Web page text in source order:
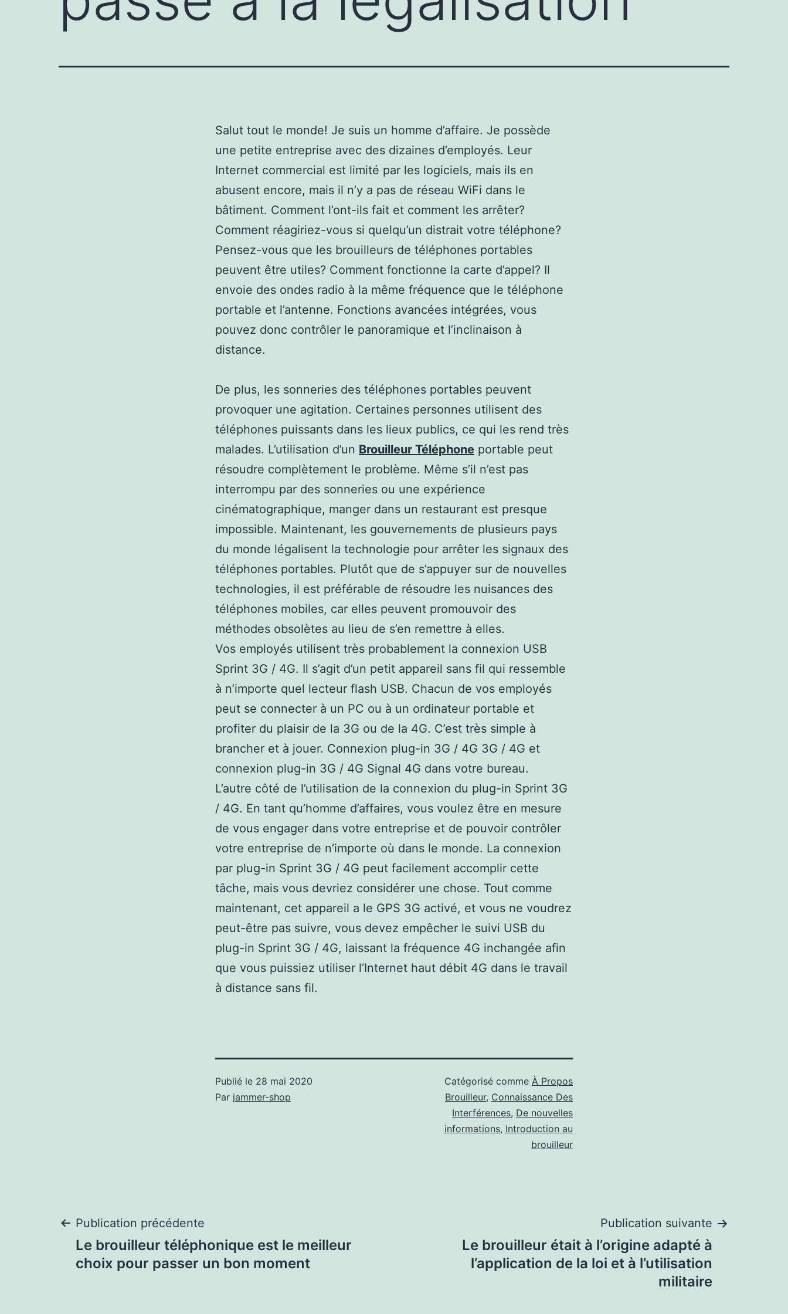
Salut tout le monde! Je suis un homme d’affaire. Je possède
une petite entreprise avec des dizaines d’employés. Leur
Internet commercial est limité par les logiciels, mais ils en
abusent encore, mais il n’y a pas de réseau WiFi dans le
bâtiment. Comment l’ont-ils fait et comment les arrêter?
Comment réagiriez-vous si quelqu’un distrait votre téléphone?
Pensez-vous que les brouilleurs de téléphones portables
peuvent être utiles? Comment fonctionne la carte d’appel? Il
envoie des ondes radio à la même fréquence que le téléphone
portable et l’antenne. Fonctions avancées intégrées, vous
pouvez donc contrôler le panoramique et l’inclinaison à
distance.
De plus, les sonneries des téléphones portables peuvent
provoquer une agitation. Certaines personnes utilisent des
téléphones puissants dans les lieux publics, ce qui les rend très
malades. L’utilisation d’un Brouilleur Téléphone portable peut
résoudre complètement le problème. Même s’il n’est pas
interrompu par des sonneries ou une expérience
cinématographique, manger dans un restaurant est presque
impossible. Maintenant, les gouvernements de plusieurs pays
du monde légalisent la technologie pour arrêter les signaux des
téléphones portables. Plutôt que de s’appuyer sur de nouvelles
technologies, il est préférable de résoudre les nuisances des
téléphones mobiles, car elles peuvent promouvoir des
méthodes obsolètes au lieu de s’en remettre à elles.
Vos employés utilisent très probablement la connexion USB
Sprint 3G / 4G. Il s’agit d’un petit appareil sans fil qui ressemble
à n’importe quel lecteur flash USB. Chacun de vos employés
peut se connecter à un PC ou à un ordinateur portable et
profiter du plaisir de la 3G ou de la 4G. C’est très simple à
brancher et à jouer. Connexion plug-in 3G / 4G 3G / 4G et
connexion plug-in 3G / 4G Signal 4G dans votre bureau.
L’autre côté de l’utilisation de la connexion du plug-in Sprint 3G
/ 4G. En tant qu’homme d’affaires, vous voulez être en mesure
de vous engager dans votre entreprise et de pouvoir contrôler
votre entreprise de n’importe où dans le monde. La connexion
par plug-in Sprint 3G / 4G peut facilement accomplir cette
tâche, mais vous devriez considérer une chose. Tout comme
maintenant, cet appareil a le GPS 3G activé, et vous ne voudrez
peut-être pas suivre, vous devez empêcher le suivi USB du
plug-in Sprint 3G / 4G, laissant la fréquence 4G inchangée afin
que vous puissiez utiliser l’Internet haut débit 4G dans le travail
à distance sans fil.
Publié le 28 mai 2020
Par jammer-shop
Catégorisé comme À Propos
Brouilleur, Connaissance Des
Interférences, De nouvelles
informations, Introduction au
brouilleur
Navigation
de
Publication précédente
Le brouilleur téléphonique est le meilleur
choix pour passer un bon moment
Publication suivante
Le brouilleur était à l’origine adapté à
l’application de la loi et à l’utilisation
militaire